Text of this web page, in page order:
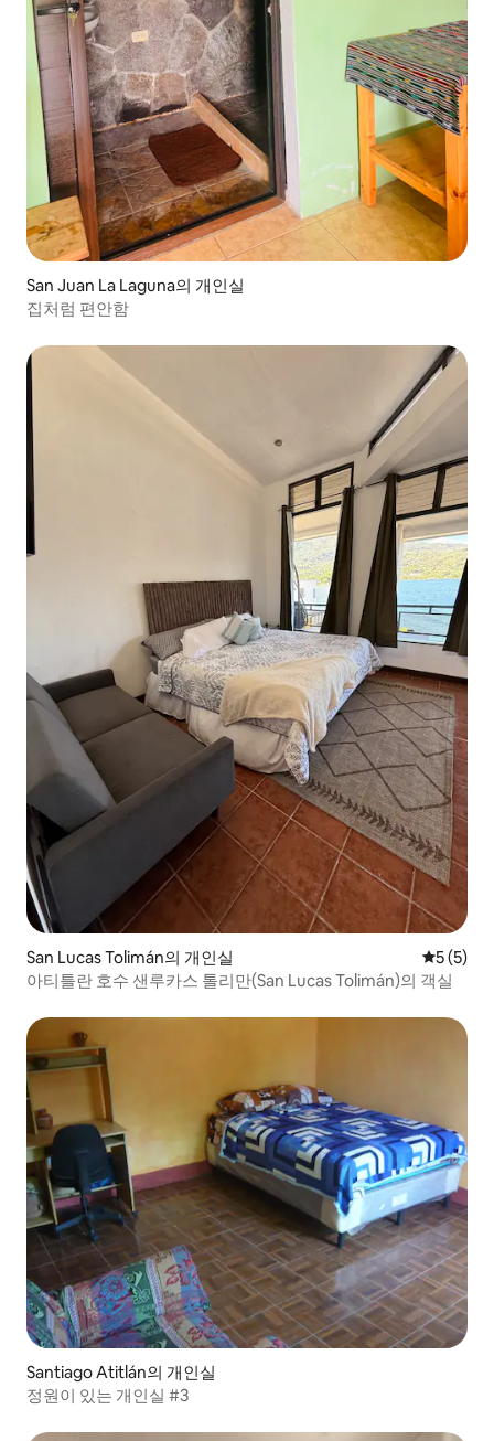
San Juan La Laguna의 개인실
집처럼 편안함
San Lucas Tolimán의 개인실 평점 5점
5 (5)
아티틀란 호수 샌루카스 톨리만(San Lucas Tolimán)의 객실
Santiago Atitlán의 개인실
정원이 있는 개인실 #3